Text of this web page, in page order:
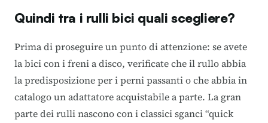
Quindi tra i rulli bici quali scegliere?
Prima di proseguire un punto di attenzione: se avete
la bici con i freni a disco, verificate che il rullo abbia
la predisposizione per i perni passanti o che abbia in
catalogo un adattatore acquistabile a parte. La gran
parte dei rulli nascono con i classici sganci “quick